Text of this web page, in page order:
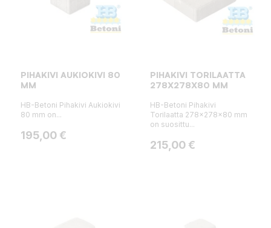
PIHAKIVI AUKIOKIVI 80
MM
HB-Betoni Pihakivi Aukiokivi
80 mm on...
Hinta
195,00 €
PIHAKIVI TORILAATTA
278X278X80 MM
HB-Betoni Pihakivi
Torilaatta 278x278x80 mm
on suosittu...
Hinta
215,00 €